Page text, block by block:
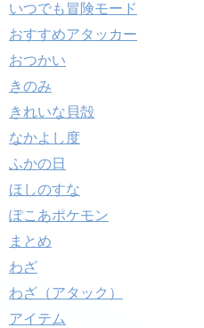
いつでも冒険モード
おすすめアタッカー
おつかい
きのみ
きれいな貝殻
なかよし度
ふかの日
ほしのすな
ぽこあポケモン
まとめ
わざ
わざ（アタック）
アイテム